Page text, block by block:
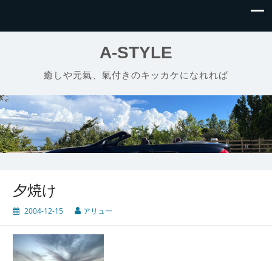
A-STYLE
癒しや元氣、氣付きのキッカケになれれば
夕焼け
2004-12-15 アリュー